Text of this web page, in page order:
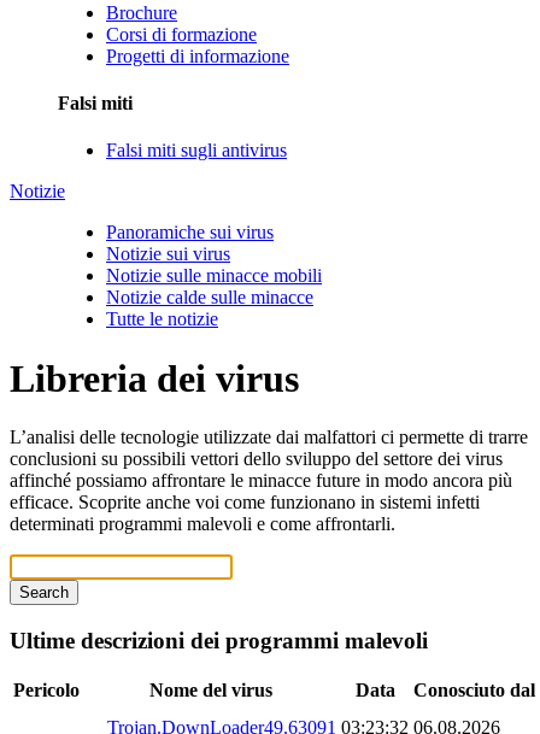
Brochure
Corsi di formazione
Progetti di informazione
Falsi miti
Falsi miti sugli antivirus
Notizie
Panoramiche sui virus
Notizie sui virus
Notizie sulle minacce mobili
Notizie calde sulle minacce
Tutte le notizie
Libreria dei virus
L’analisi delle tecnologie utilizzate dai malfattori ci permette di trarre
conclusioni su possibili vettori dello sviluppo del settore dei virus
affinché possiamo affrontare le minacce future in modo ancora più
efficace. Scoprite anche voi come funzionano in sistemi infetti
determinati programmi malevoli e come affrontarli.
Search
Ultime descrizioni dei programmi malevoli
Pericolo Nome del virus Data
Conosciuto dal
Trojan.DownLoader49.63091 03:23:32 06.08.2026